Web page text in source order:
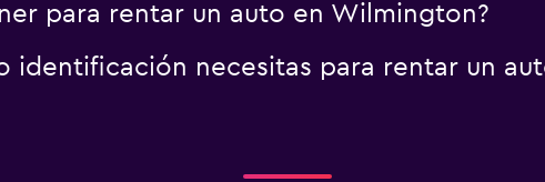
para rentar un auto en Wilmington?
identificación necesitas para rentar un